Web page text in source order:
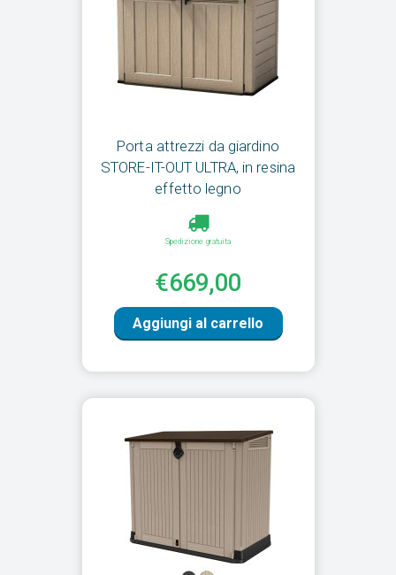
Porta attrezzi da giardino
STORE-IT-OUT ULTRA, in resina
effetto legno
Spedizione gratuita
€669,00
Aggiungi al carrello